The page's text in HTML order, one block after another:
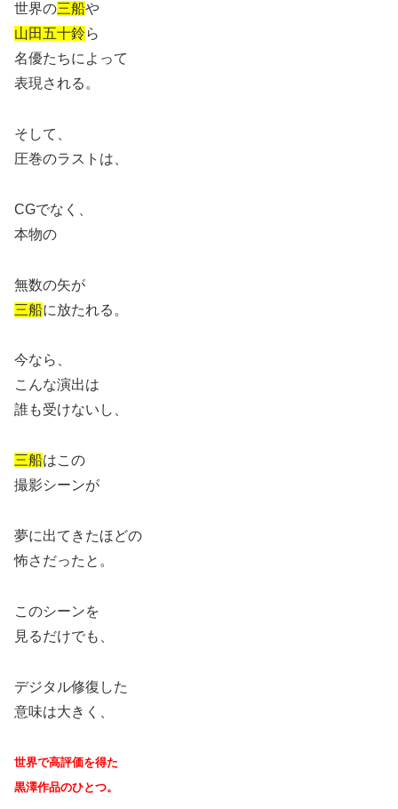
世界の三船や
山田五十鈴ら
名優たちによって
表現される。
そして、
圧巻のラストは、
CGでなく、
本物の
無数の矢が
三船に放たれる。
今なら、
こんな演出は
誰も受けないし、
三船はこの
撮影シーンが
夢に出てきたほどの
怖さだったと。
このシーンを
見るだけでも、
デジタル修復した
意味は大きく、
世界で高評価を得た
黒澤作品のひとつ。